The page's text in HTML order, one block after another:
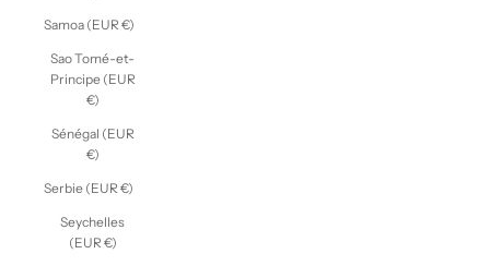
Samoa (EUR €)
Sao Tomé-et-
Principe (EUR
€)
Sénégal (EUR
€)
Serbie (EUR €)
Seychelles
(EUR €)